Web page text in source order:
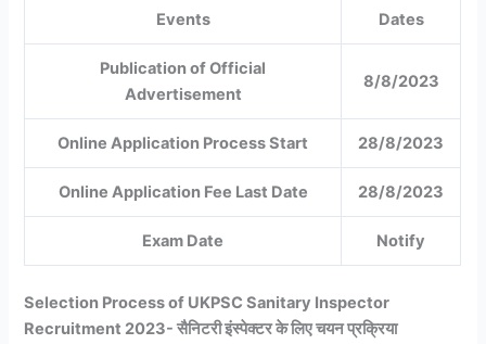
Events
Dates
Publication of Official
Advertisement
8/8/2023
Online Application Process Start 28/8/2023
Online Application Fee Last Date 28/8/2023
Exam Date Notify
Selection Process of UKPSC Sanitary Inspector
Recruitment 2023- सैनिटरी इंस्पेक्टर के लिए चयन प्रक्रिया